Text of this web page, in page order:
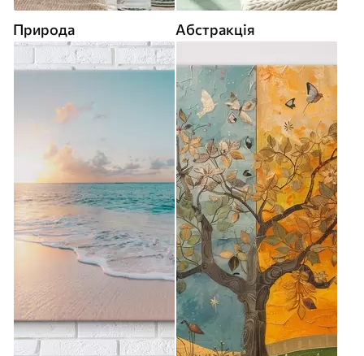
Природа Абстракція